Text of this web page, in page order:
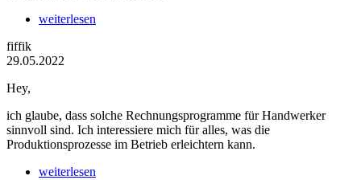
weiterlesen
fiffik
29.05.2022
Hey,
ich glaube, dass solche Rechnungsprogramme für Handwerker
sinnvoll sind. Ich interessiere mich für alles, was die
Produktionsprozesse im Betrieb erleichtern kann.
weiterlesen